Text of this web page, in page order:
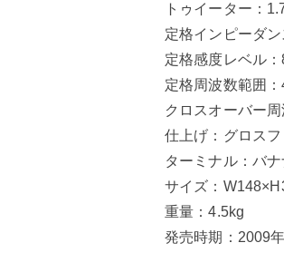
トゥイーター：
定格インピーダ
定格感度レベル
定格周波数範囲
クロスオーバー
仕上げ：グロスフ
ターミナル：バ
サイズ：
重量：4.5kg
発売時期：2009